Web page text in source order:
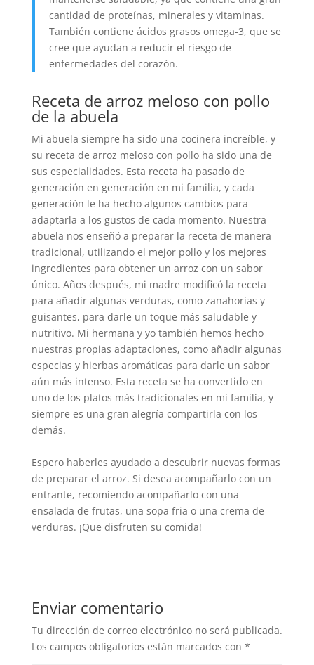
cantidad de proteínas, minerales y vitaminas.
También contiene ácidos grasos omega-3, que se
cree que ayudan a reducir el riesgo de
enfermedades del corazón.
Receta de arroz meloso con pollo
de la abuela
Mi abuela siempre ha sido una cocinera increíble, y
su receta de arroz meloso con pollo ha sido una de
sus especialidades. Esta receta ha pasado de
generación en generación en mi familia, y cada
generación le ha hecho algunos cambios para
adaptarla a los gustos de cada momento. Nuestra
abuela nos enseñó a preparar la receta de manera
tradicional, utilizando el mejor pollo y los mejores
ingredientes para obtener un arroz con un sabor
único. Años después, mi madre modificó la receta
para añadir algunas verduras, como zanahorias y
guisantes, para darle un toque más saludable y
nutritivo. Mi hermana y yo también hemos hecho
nuestras propias adaptaciones, como añadir algunas
especias y hierbas aromáticas para darle un sabor
aún más intenso. Esta receta se ha convertido en
uno de los platos más tradicionales en mi familia, y
siempre es una gran alegría compartirla con los
demás.
Espero haberles ayudado a descubrir nuevas formas
de preparar el arroz. Si desea acompañarlo con un
entrante, recomiendo acompañarlo con una
ensalada de frutas, una sopa fria o una crema de
verduras. ¡Que disfruten su comida!
Enviar comentario
Tu dirección de correo electrónico no será publicada.
Los campos obligatorios están marcados con *